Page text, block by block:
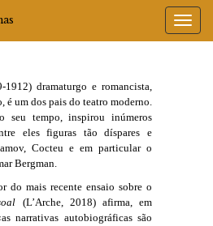
dramaturgo e romancista,
um dos pais do teatro moderno.
seu tempo, inspirou inúmeros
eles figuras tão díspares e
Cocteu e em particular o
Bergman.
do mais recente ensaio sobre o
(L’Arche, 2018) afirma, em
narrativas autobiográficas são